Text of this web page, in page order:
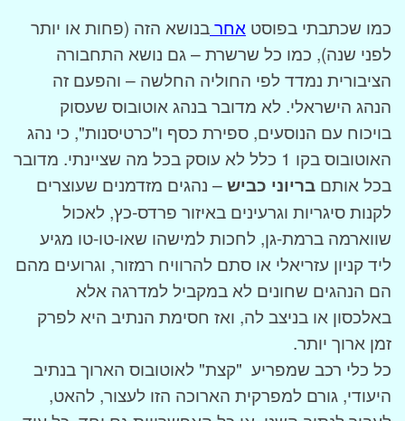
כמו שכתבתי בפוסט אחרבנושא הזה (פחות או יותר
לפני שנה), כמו כל שרשרת – גם נושא התחבורה
הציבורית נמדד לפי החוליה החלשה – והפעם זה
הנהג הישראלי. לא מדובר בנהג אוטובוס שעסוק
בויכוח עם הנוסעים, ספירת כסף ו"כרטיסנות", כי נהג
האוטובוס בקו 1 כלל לא עוסק בכל מה שציינתי. מדובר
בכל אותם בריוני כביש– נהגים מזדמנים שעוצרים
לקנות סיגריות וגרעינים באיזור פרדס-כץ, לאכול
שווארמה ברמת-גן, לחכות למישהו שאו-טו-טו מגיע
ליד קניון עזריאלי או סתם להרוויח רמזור, וגרועים מהם
הם הנהגים שחונים לא במקביל למדרגה אלא
באלכסון או בניצב לה, ואז חסימת הנתיב היא לפרק
זמן ארוך יותר.
כל כלי רכב שמפריע "קצת" לאוטובוס הארוך בנתיב
היעודי, גורם למפרקית הארוכה הזו לעצור, להאט,